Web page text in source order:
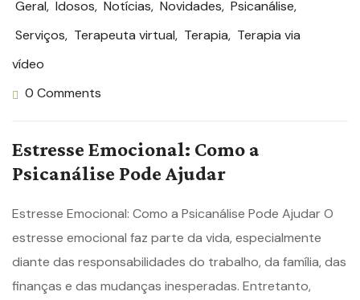
Geral, Idosos, Notícias, Novidades, Psicanálise,
Serviços, Terapeuta virtual, Terapia, Terapia via
vídeo
0 Comments
Estresse Emocional: Como a
Psicanálise Pode Ajudar
Estresse Emocional: Como a Psicanálise Pode Ajudar O
estresse emocional faz parte da vida, especialmente
diante das responsabilidades do trabalho, da família, das
finanças e das mudanças inesperadas. Entretanto,